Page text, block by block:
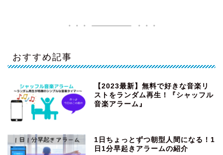
おすすめ記事
【2023最新】無料で好きな音楽リ
ストをランダム再生！『シャッフル
音楽アラーム』
1日ちょっとずつ朝型人間になる！1
日1分早起きアラームの紹介